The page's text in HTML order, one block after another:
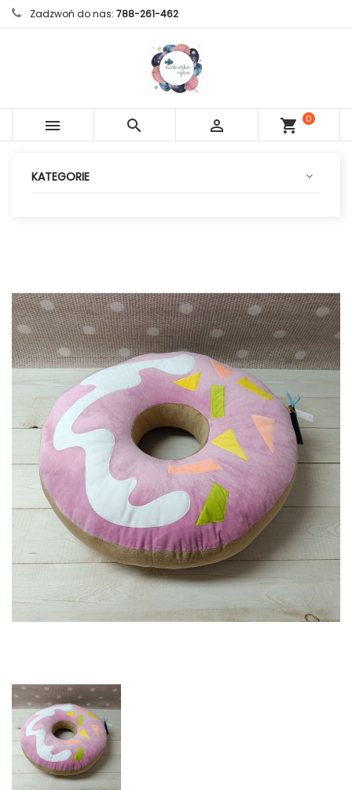
Zadzwoń do nas: 788-261-462
   shopping_cart
0
KATEGORIE